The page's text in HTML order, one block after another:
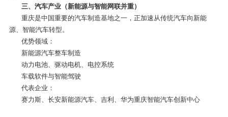
三、汽车产业（新能源与智能网联并重）
重庆是中国重要的汽车制造基地之一，正加速从传统汽车向新能
源、智能汽车转型。
优势领域：
新能源汽车整车制造
动力电池、驱动电机、电控系统
车载软件与智能驾驶
代表企业：
赛力斯、长安新能源汽车、吉利、华为重庆智能汽车创新中心